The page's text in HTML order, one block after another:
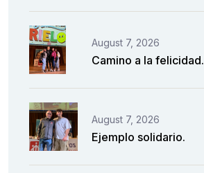
August 7, 2026
Camino a la felicidad.
August 7, 2026
Ejemplo solidario.